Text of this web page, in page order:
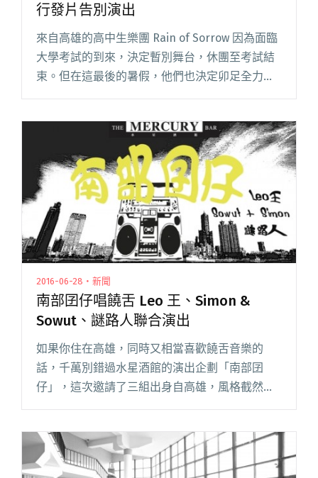
行發片告別演出
來自高雄的高中生樂團 Rain of Sorrow 因為面臨
大學考試的到來，決定暫別舞台，休團至考試結
束。但在這最後的暑假，他們也決定卯足全力製
作樂團的首張單曲，7/30 在百樂門將以最後的高
一次爆閱讀全文 "Rain of Sorrow 為大考暫時休
團 暑假舉行發片告別演出"
2016-06-28・新聞
南部囝仔唱饒舌 Leo 王、Simon &
Sowut、謎路人聯合演出
如果你住在高雄，同時又相當喜歡饒舌音樂的
話，千萬別錯過水星酒館的演出企劃「南部囝
仔」，這次邀請了三組出身自高雄，風格截然不
同的饒舌歌手同台演出，包括從樂團主唱跨足饒
為人熟知的雙人組合 閱讀全文 "南部囝仔唱饒舌
Leo 王、Simon & Sowut、謎路人聯合演出"